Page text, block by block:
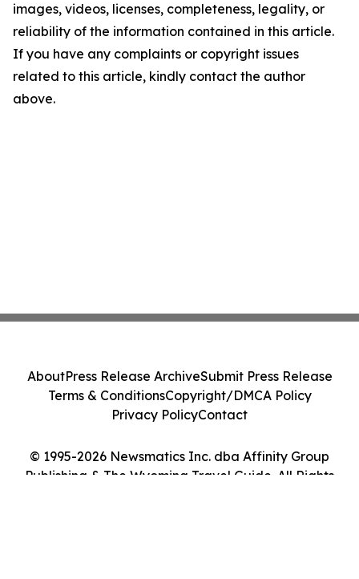
images, videos, licenses, completeness, legality, or
reliability of the information contained in this article.
If you have any complaints or copyright issues
related to this article, kindly contact the author
above.
© 1995-2026 Newsmatics Inc. dba Affinity Group
Publishing & The Wyoming Travel Guide. All Rights
AboutPress Release ArchiveSubmit Press Release
Terms & ConditionsCopyright/DMCA Policy
Privacy PolicyContact